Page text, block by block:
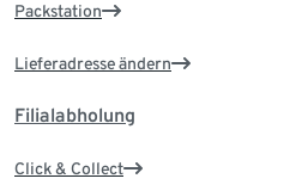
Packstation
Lieferadresse ändern
Filialabholung
Click & Collect